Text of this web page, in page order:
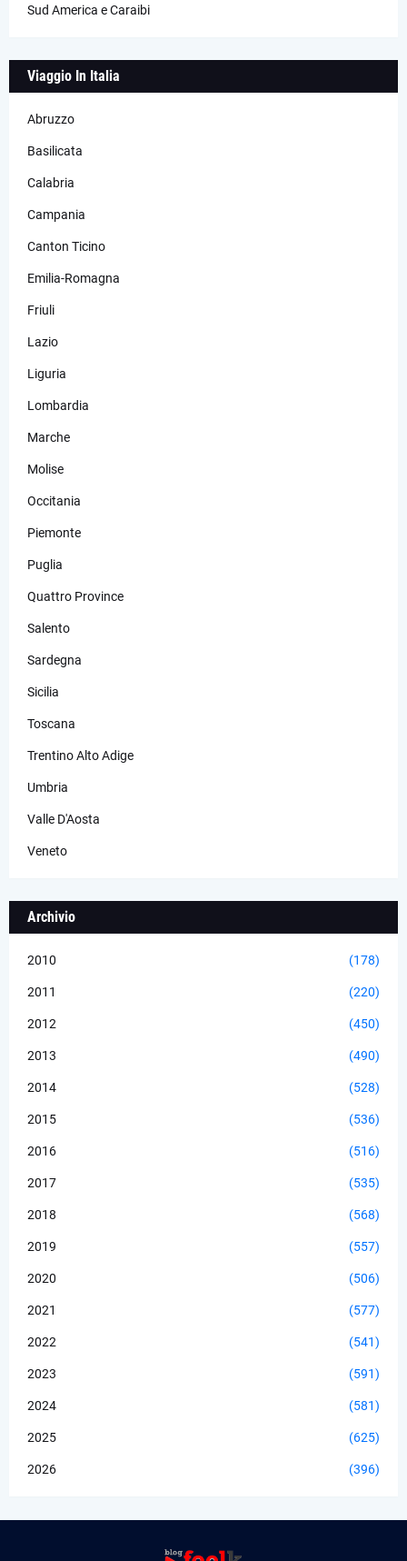
Sud America e Caraibi
Viaggio In Italia
Abruzzo
Basilicata
Calabria
Campania
Canton Ticino
Emilia-Romagna
Friuli
Lazio
Liguria
Lombardia
Marche
Molise
Occitania
Piemonte
Puglia
Quattro Province
Salento
Sardegna
Sicilia
Toscana
Trentino Alto Adige
Umbria
Valle D'Aosta
Veneto
Archivio
2010 (178)
2011 (220)
2012 (450)
2013 (490)
2014 (528)
2015 (536)
2016 (516)
2017 (535)
2018 (568)
2019 (557)
2020 (506)
2021 (577)
2022 (541)
2023 (591)
2024 (581)
2025 (625)
2026 (396)